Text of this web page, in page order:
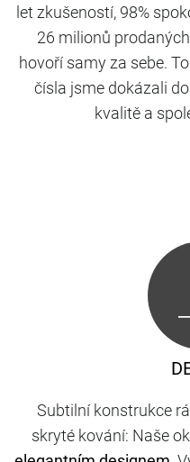
let zkušeností, 98%
26 milionů
hovoří samy za sebe.
čísla jsme dokázali
kvalitě a
Subtilní konstrukce
skryté kování: Naše